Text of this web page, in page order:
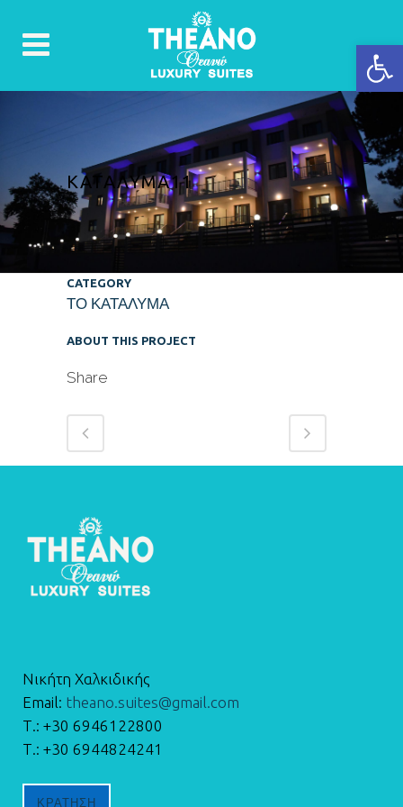
ΚΑΤΆΛΥΜΑ11
CATEGORY
ΤΟ ΚΑΤΑΛΥΜΑ
ABOUT THIS PROJECT
Share
Νικήτη Χαλκιδικής
Email: theano.suites@gmail.com
Τ.: +30 6946122800
Τ.: +30 6944824241
ΚΡΑΤΗΣΗ